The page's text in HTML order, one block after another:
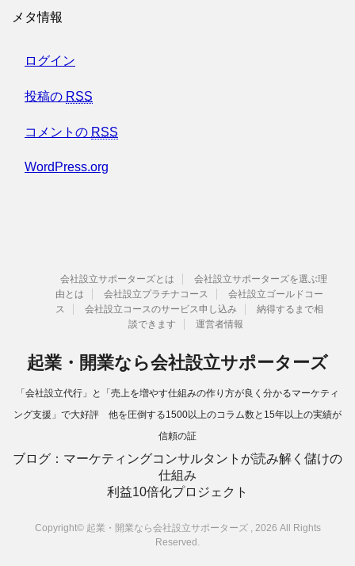
メタ情報
ログイン
投稿の RSS
コメントの RSS
WordPress.org
会社設立サポーターズとは
会社設立サポーターズを選ぶ理
由とは
会社設立プラチナコース
会社設立ゴールドコー
ス
会社設立コースのサービス申し込み
納得するまで相
談できます
運営者情報
起業・開業なら会社設立サポーターズ
「会社設立代行」と「売上を増やす仕組みの作り方が良く分かるマーケティ
ング支援」で大好評 他を圧倒する1500以上のコラム数と15年以上の実績が
信頼の証
ブログ：マーケティングコンサルタントが読み解く儲けの
仕組み
利益10倍化プロジェクト
Copyright© 起業・開業なら会社設立サポーターズ , 2026 All Rights
Reserved.